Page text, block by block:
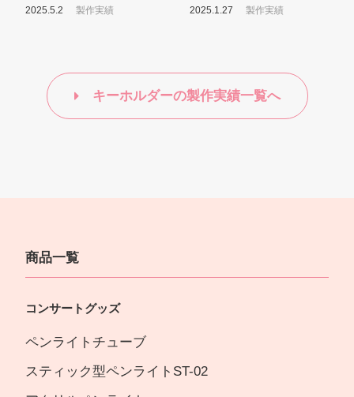
2025.5.2 製作実績 2025.1.27 製作実績
キーホルダーの製作実績一覧へ
商品一覧
コンサートグッズ
ペンライトチューブ
スティック型ペンライトST-02